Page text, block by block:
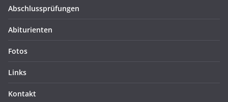
Abschlussprüfungen
Abiturienten
Fotos
Links
Kontakt